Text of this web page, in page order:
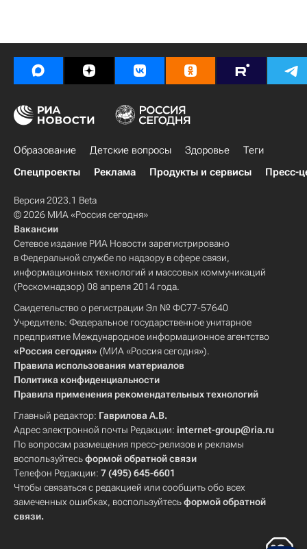
Образование Детские вопросы Здоровье
Теги
Спецпроекты
Реклама Продукты и сервисы Пресс-
Версия 2023.1 Beta
© 2026 МИА «Россия сегодня»
Вакансии
Сетевое издание РИА Новости зарегистрировано
в Федеральной службе по надзору в сфере связи,
информационных технологий и массовых коммуникаций
(Роскомнадзор) 08 апреля 2014 года.
Свидетельство о регистрации Эл № ФС77-57640
Учредитель: Федеральное государственное унитарное
предприятие Международное информационное агентство
«Россия сегодня» (МИА «Россия сегодня»).
Правила использования материалов
Политика конфиденциальности
Правила применения рекомендательных технологий
Главный редактор: Гаврилова А.В.
Адрес электронной почты Редакции: internet-group@ria.ru
По вопросам размещения пресс-релизов и рекламы
воспользуйтесьформой обратной связи
Телефон Редакции: 7 (495) 645-6601
Чтобы связаться с редакцией или сообщить обо всех
замеченных ошибках, воспользуйтесьформой обратной
связи.